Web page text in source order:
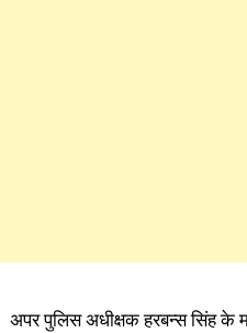
अपर पुलिस अधीक्षक हरबन्स सिंह के